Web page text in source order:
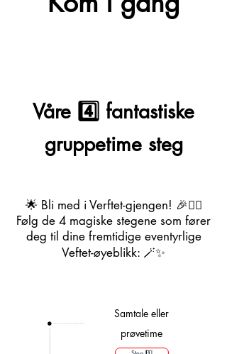
Våre 4️⃣ fantastiske
gruppetime steg
🌟 Bli med i Verftet-gjengen! 🎉🤸‍♀️
Følg de 4 magiske stegene som fører
deg til dine fremtidige eventyrlige
Veftet-øyeblikk: 🪄✨
Samtale eller
prøvetime